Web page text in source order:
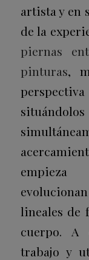
artista y en
de la
piernas
pinturas,
empieza
lineales de
cuerpo. A
trabajo y